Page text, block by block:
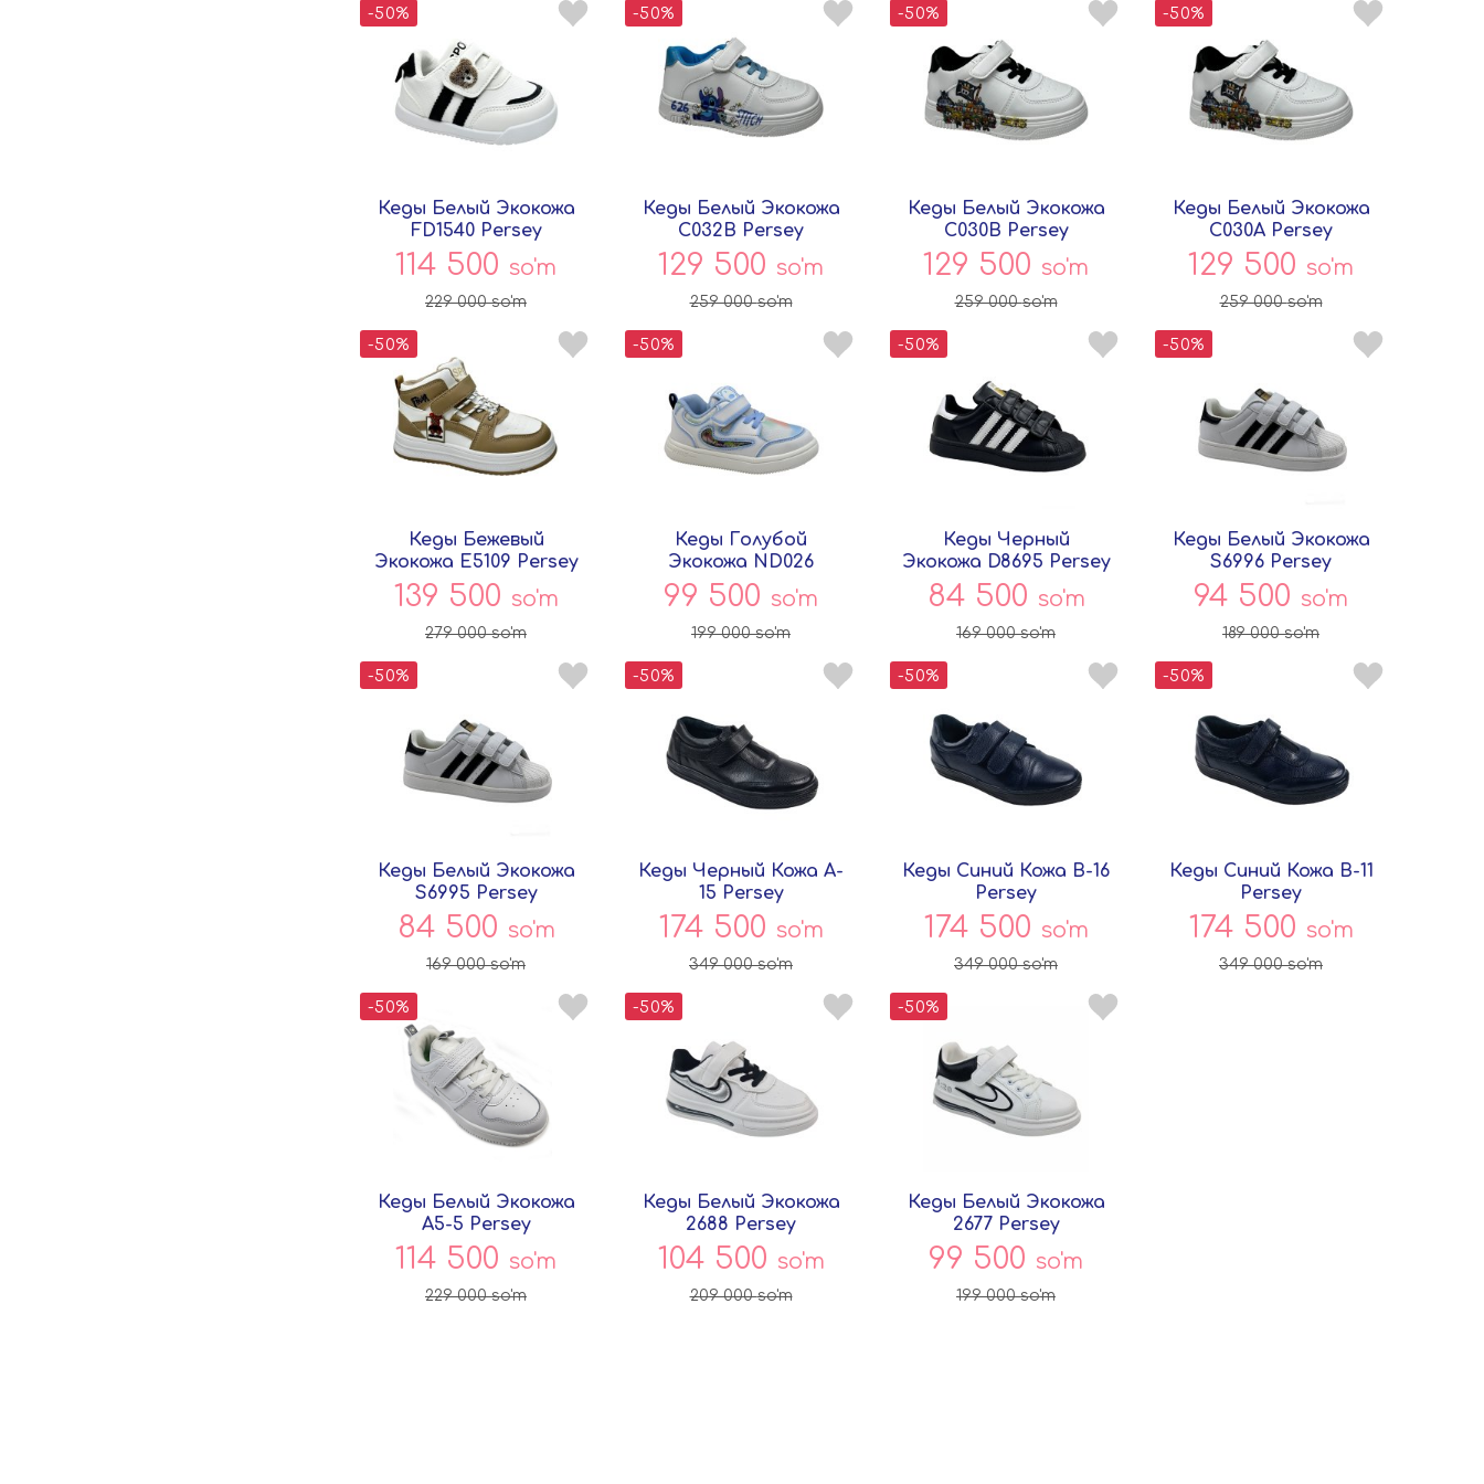
-50%
Кеды Белый Экокожа
FD1540 Persey
114 500 so'm
229 000so'm
-50%
Кеды Белый Экокожа
C032B Persey
129 500 so'm
259 000so'm
-50%
Кеды Белый Экокожа
C030B Persey
129 500 so'm
259 000so'm
-50%
Кеды Белый Экокожа
C030A Persey
129 500 so'm
259 000so'm
-50%
Кеды Бежевый
Экокожа E5109 Persey
139 500 so'm
279 000so'm
-50%
Кеды Голубой
Экокожа ND026
Китай
99 500 so'm
199 000so'm
-50%
Кеды Черный
Экокожа D8695 Persey
84 500 so'm
169 000so'm
-50%
Кеды Белый Экокожа
S6996 Persey
94 500 so'm
189 000so'm
-50%
Кеды Белый Экокожа
S6995 Persey
84 500 so'm
169 000so'm
-50%
Кеды Черный Кожа A-
15 Persey
174 500 so'm
349 000so'm
-50%
Кеды Синий Кожа B-16
Persey
174 500 so'm
349 000so'm
-50%
Кеды Синий Кожа B-11
Persey
174 500 so'm
349 000so'm
-50%
Кеды Белый Экокожа
A5-5 Persey
114 500 so'm
229 000so'm
-50%
Кеды Белый Экокожа
2688 Persey
104 500 so'm
209 000so'm
-50%
Кеды Белый Экокожа
2677 Persey
99 500 so'm
199 000so'm